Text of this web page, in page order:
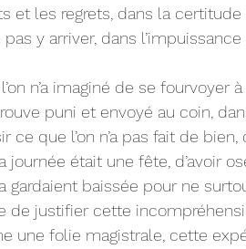
et les regrets, dans la certitude
pas y arriver, dans
n’a imaginé de se fourvoyer
puni et envoyé au coin,
ce que l’on n’a pas fait de bien,
journée était une fête, d’avoir
gardaient baissée pour ne
de justifier cette
une folie magistrale, cette